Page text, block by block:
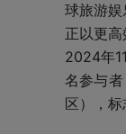
球旅游娱
正以更
2024年
名参与
区），